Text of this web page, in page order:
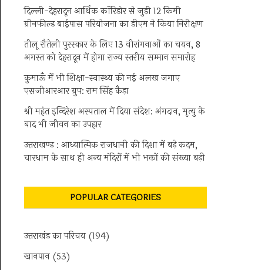
दिल्ली-देहरादून आर्थिक कॉरिडोर से जुड़ी 12 किमी
ग्रीनफील्ड बाईपास परियोजना का डीएम ने किया निरीक्षण
तीलू रौतेली पुरस्कार के लिए 13 वीरांगनाओं का चयन, 8
अगस्त को देहरादून में होगा राज्य स्तरीय सम्मान समारोह
कुमाऊँ में भी शिक्षा-स्वास्थ्य की नई अलख जगाए
एसजीआरआर ग्रुप: राम सिंह कैड़ा
श्री महंत इन्दिरेश अस्पताल में दिया संदेश: अंगदान, मृत्यु के
बाद भी जीवन का उपहार
उत्तराखण्ड : आध्यात्मिक राजधानी की दिशा में बढ़े कदम,
चारधाम के साथ ही अन्य मंदिरों में भी भक्तों की संख्या बढ़ी
POPULAR CATEGORIES
उत्तराखंड का परिचय (194)
खानपान (53)